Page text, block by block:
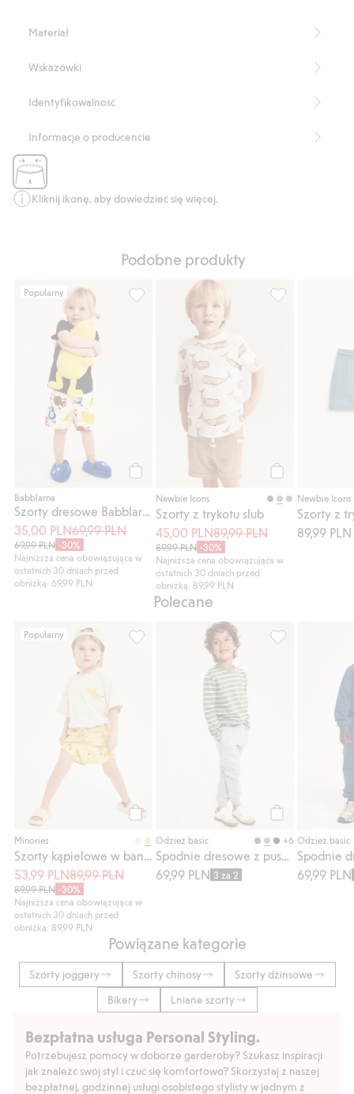
Materiał
Wskazówki
Identyfikowalność
Informacje o producencie
Kliknij ikonę, aby dowiedzieć się więcej.
Podobne produkty
Popularny
Babblarna
35,00 PLN69,99 PLN
69,99 PLN -30%
Najniższa cena obowiązująca w
ostatnich 30 dniach przed
obniżką: 69,99 PLN
Szorty dresowe Babblarna, Dodaj do listy
Newbie Icons
Szorty z trykotu slub
45,00 PLN89,99 PLN
89,99 PLN -30%
Najniższa cena obowiązująca w
ostatnich 30 dniach przed
obniżką: 89,99 PLN
Newbie Icons
Szorty z
89,99 PLN
Polecane
Popularny
Minories
53,99 PLN89,99 PLN
89,99 PLN -30%
Najniższa cena obowiązująca w
ostatnich 30 dniach przed
obniżką: 89,99 PLN
Szorty kąpielowe w banany, Dodaj do
Odzież basic +6
69,99 PLN 3 za 2
Odzież basic
69,99 PLN
Powiązane kategorie
Szorty joggery Szorty chinosy
Szorty dżinsowe
Bikery
Lniane szorty
Bezpłatna usługa Personal Styling.
Potrzebujesz pomocy w doborze garderoby? Szukasz inspiracji
jak znaleźć swój styl i czuć się komfortowo? Skorzystaj z naszej
bezpłatnej, godzinnej usługi osobistego stylisty w jednym z